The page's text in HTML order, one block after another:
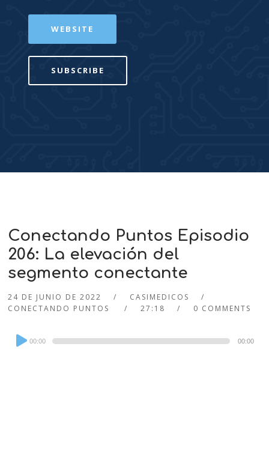
WEBSITE
SUBSCRIBE
Conectando Puntos Episodio
206: La elevación del
segmento conectante
24 DE JUNIO DE 2022
CASIMEDICOS
CONECTANDO PUNTOS
27:18 0 COMMENTS
Audio
Player
00:00 00:00